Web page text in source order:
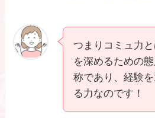
つまりコミュ力
を深めるための
称であり、経験
る力なのです！